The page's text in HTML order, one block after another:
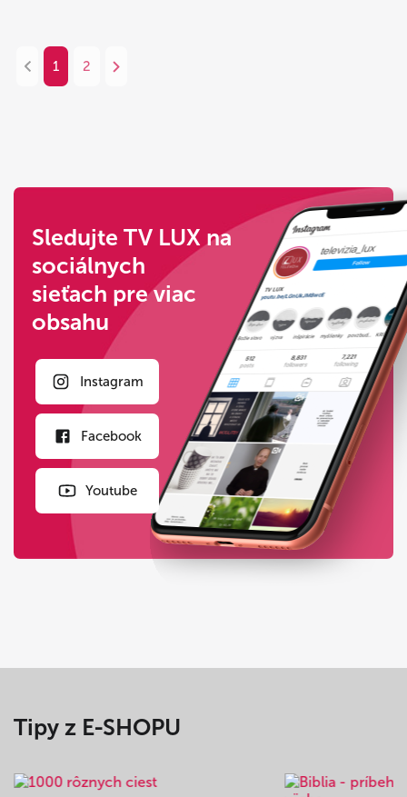
1 2
Sledujte TV LUX na
sociálnych
sieťach pre viac
obsahu
Instagram
Facebook
Youtube
Tipy z E-SHOPU